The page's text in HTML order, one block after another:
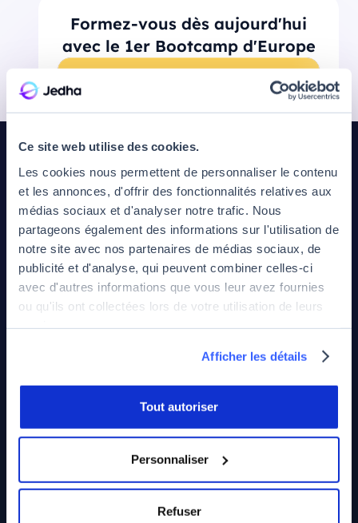
Ce site web utilise des cookies.
Les cookies nous permettent de personnaliser le contenu
et les annonces, d'offrir des fonctionnalités relatives aux
médias sociaux et d'analyser notre trafic. Nous
partageons également des informations sur l'utilisation de
notre site avec nos partenaires de médias sociaux, de
publicité et d'analyse, qui peuvent combiner celles-ci
avec d'autres informations que vous leur avez fournies
ou qu'ils ont collectées lors de votre utilisation de leurs
Afficher les détails
Tout autoriser
Personnaliser
Refuser
Formez-vous dès aujourd'hui
avec le 1er Bootcamp d'Europe
Télécharger le programme
Campus principal
Prendre rendez-vous
Ressources